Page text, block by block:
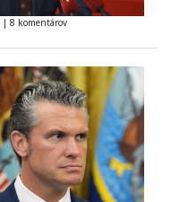
| 8 komentárov